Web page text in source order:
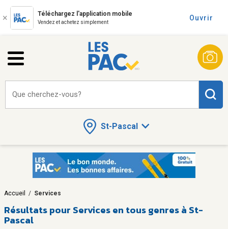
Téléchargez l'application mobile
Vendez et achetez simplement
Ouvrir
St-Pascal
Que cherchez-vous?
Accueil / Services
Résultats pour Services en tous genres à St-
Pascal